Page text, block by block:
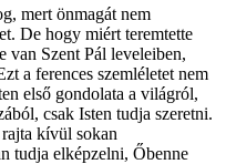
mert önmagát nem
De hogy miért teremtette
van Szent Pál leveleiben,
a ferences szemléletet nem
első gondolata a világról,
csak Isten tudja szeretni.
kívül sokan
tudja elképzelni, Őbenne